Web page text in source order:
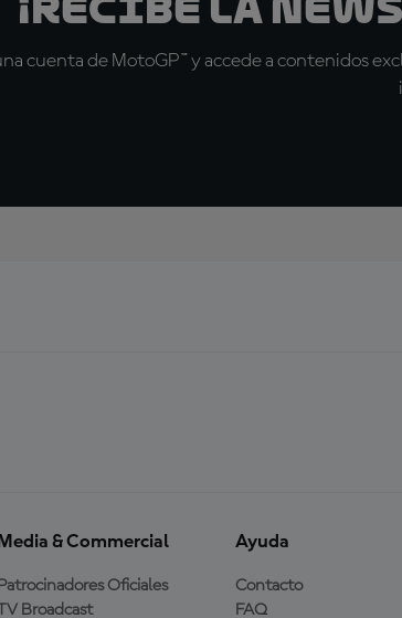
cuenta de MotoGP™ y accede a contenidos
Media & Commercial
Patrocinadores Oficiales
Broadcast
Ayuda
Contacto
FAQ